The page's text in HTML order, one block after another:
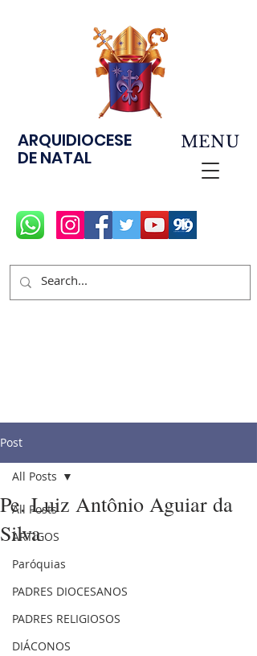
ARQUIDIOCESE
DE NATAL
MENU
Post
All Posts
ARTIGOS
Paróquias
PADRES DIOCESANOS
PADRES RELIGIOSOS
DIÁCONOS
All Posts
Pe. Luiz Antônio Aguiar da
Silva